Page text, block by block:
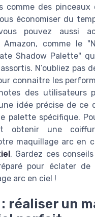
comme des pinceaux
économiser du
pouvez aussi
comme le
Shadow Palette"
N’oubliez pas
connaitre les
des utilisateurs
idée précise de ce
palette spécifique.
obtenir une
maquillage arc en
. Gardez ces
pour éclater
arc en ciel !
réaliser un